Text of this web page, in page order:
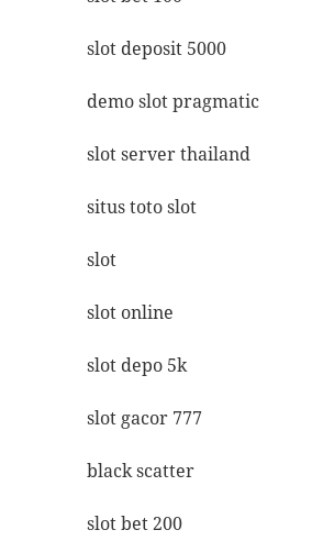
slot deposit 5000
demo slot pragmatic
slot server thailand
situs toto slot
slot
slot online
slot depo 5k
slot gacor 777
black scatter
slot bet 200